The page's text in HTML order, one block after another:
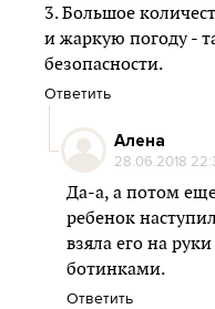
3. Большое
и жаркую погоду -
безопасности.
Ответить
Алена
28.06.2018
Да-а, а потом
ребенок
взяла его на
ботинками.
Ответить